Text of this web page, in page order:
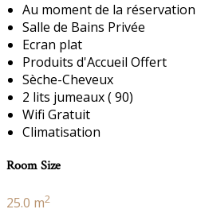
Au moment de la
Salle de Bains Privée
Ecran plat
Produits d'Accueil Offert
Sèche-Cheveux
2 lits jumeaux ( 90)
Wifi Gratuit
Climatisation
Room Size
25.0 m2